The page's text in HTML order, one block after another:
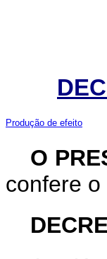
Produção de efeito
O
confere